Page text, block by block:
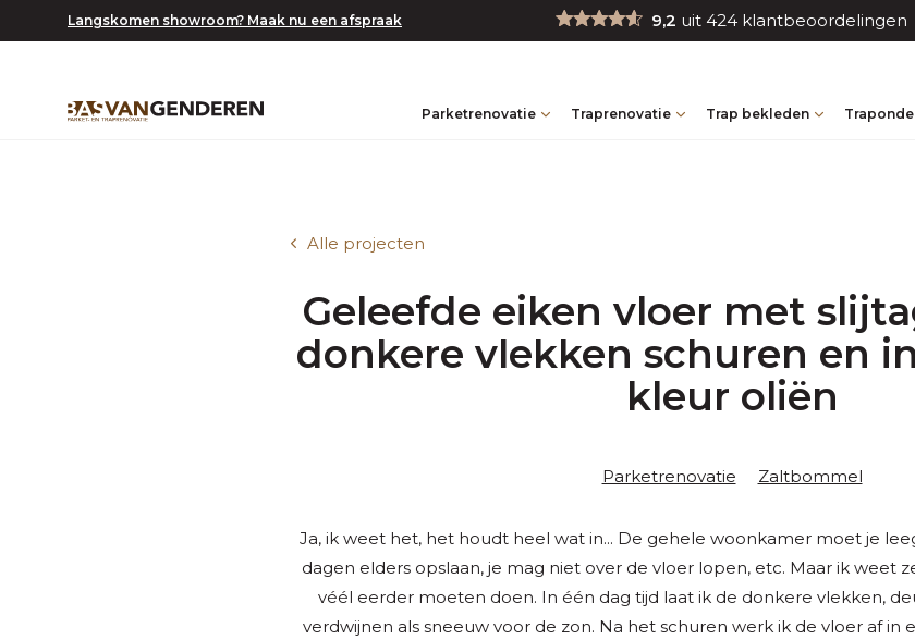
Langskomen showroom? Maak nu een afspraak 9,2 uit 424 klantbeoordelingen
Parketrenovatie Traprenovatie Trap bekleden
Alle projecten
Geleefde eiken vloer met
donkere vlekken schuren en
kleur oliën
Parketrenovatie Zaltbommel
Ja, ik weet het, het houdt heel wat in... De gehele woonkamer moet je
dagen elders opslaan, je mag niet over de vloer lopen, etc. Maar ik weet
véél eerder moeten doen. In één dag tijd laat ik de donkere vlekken,
verdwijnen als sneeuw voor de zon. Na het schuren werk ik de vloer af in